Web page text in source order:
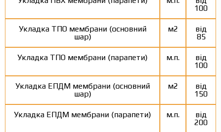
100
Укладка ТПО мембрани (основний
шар)
м2
від
85
Укладка ТПО мембрани (парапети) м.п.
від
100
Укладка ЕПДМ мембрани (основний
шар)
м2
від
150
Укладка ЕПДМ мембрани (парапети) м.п.
від
200